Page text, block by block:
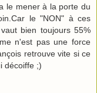
le mener à la porte du
le "NON" à ces
bien toujours 55%
n'est pas une force
retrouve vite si ce
décoiffe ;)